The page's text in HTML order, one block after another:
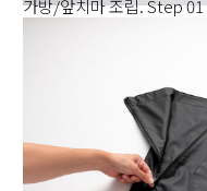
가방/앞치마 조립. Step 01